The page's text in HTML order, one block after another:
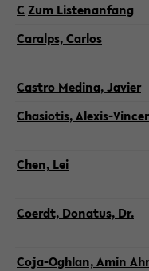
CZum Lis­ten­an­fang
Caralps, Car­los
Cas­tro Me­di­na, Ja­vier
Cha­sio­tis, Alexis-​
Chen, Lei
Co­erdt, Do­na­tus, Dr.
Coja-​Oghlan, Amin